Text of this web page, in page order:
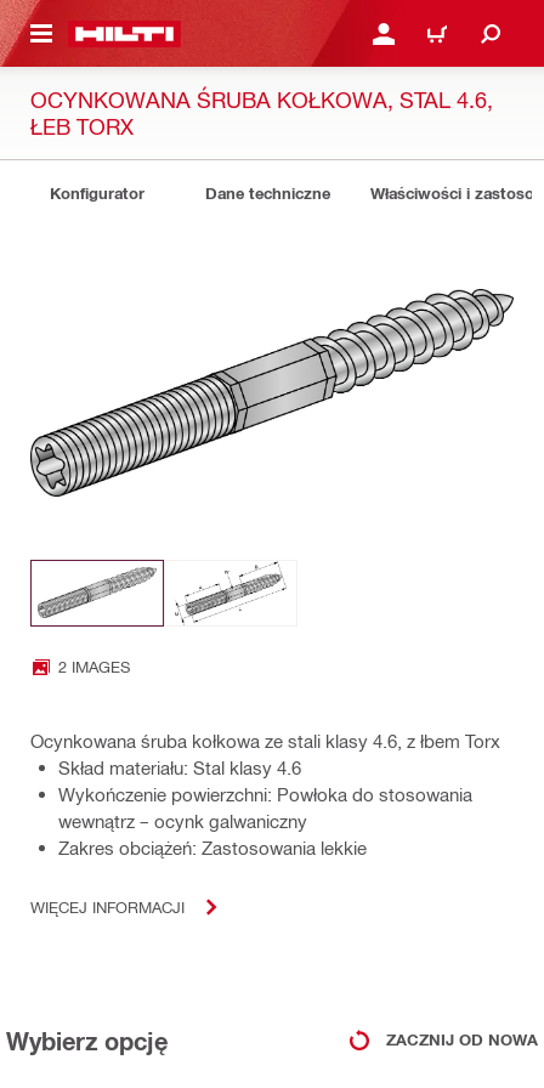
GŁÓWNEJ ZALOGUJ SIĘ LUB
KOSZYK
OCYNKOWANA ŚRUBA KOŁKOWA, STAL 4.6,
ŁEB TORX
Konfigurator Dane techniczne Właściwości i
2 IMAGES
Ocynkowana śruba kołkowa ze stali klasy 4.6, z łbem Torx
Skład materiału: Stal klasy 4.6
Wykończenie powierzchni: Powłoka do stosowania
wewnątrz – ocynk galwaniczny
Zakres obciążeń: Zastosowania lekkie
WIĘCEJ INFORMACJI
Wybierz opcję ZACZNIJ OD NOWA